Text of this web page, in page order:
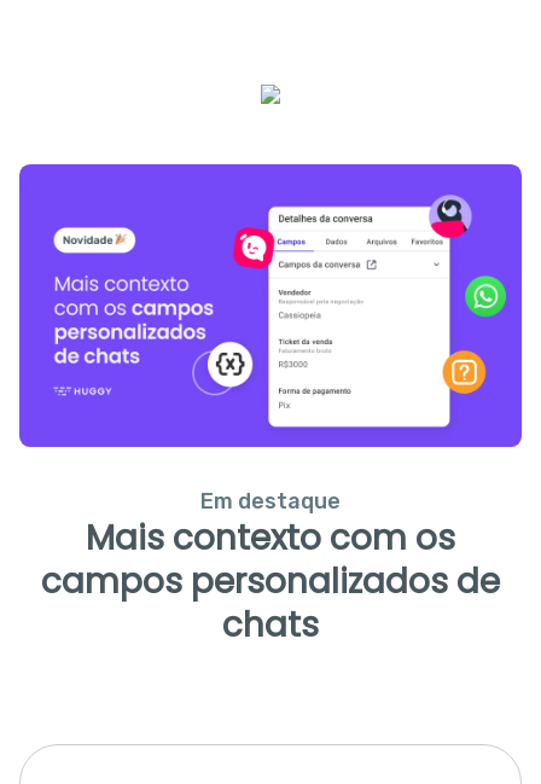
Em destaque
Mais contexto com os
campos personalizados de
chats